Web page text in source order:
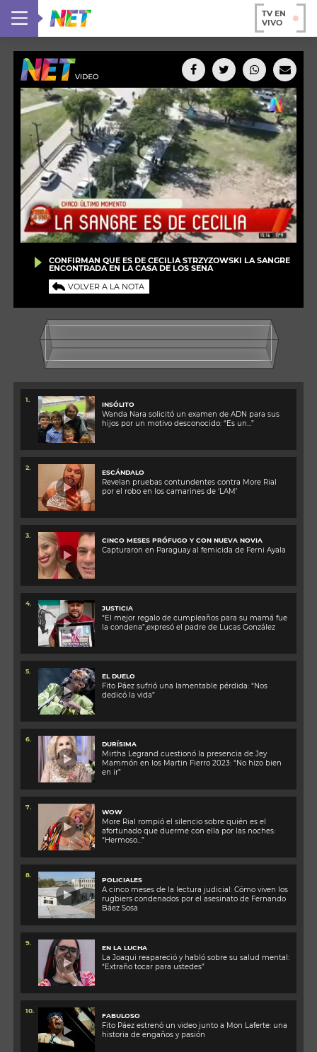
TV EN
VIVO
CONFIRMAN QUE ES DE CECILIA STRZYZOWSKI LA SANGRE
ENCONTRADA EN LA CASA DE LOS SENA
VOLVER A LA NOTA
1.
INSÓLITO
Wanda Nara solicitó un examen de ADN para sus
hijos por un motivo desconocido: “Es un…”
2.
ESCÁNDALO
Revelan pruebas contundentes contra More Rial
por el robo en los camarines de ‘LAM’
3.
CINCO MESES PRÓFUGO Y CON NUEVA NOVIA
Capturaron en Paraguay al femicida de Ferni Ayala
4.
JUSTICIA
“El mejor regalo de cumpleaños para su mamá fue
la condena”,expresó el padre de Lucas González
5.
EL DUELO
Fito Páez sufrió una lamentable pérdida: “Nos
dedicó la vida”
6.
DURÍSIMA
Mirtha Legrand cuestionó la presencia de Jey
Mammón en los Martin Fierro 2023: “No hizo bien
en ir”
7.
WOW
More Rial rompió el silencio sobre quién es el
afortunado que duerme con ella por las noches:
“Hermoso…”
8.
POLICIALES
A cinco meses de la lectura judicial: Cómo viven los
rugbiers condenados por el asesinato de Fernando
Báez Sosa
9.
EN LA LUCHA
La Joaqui reapareció y habló sobre su salud mental:
“Extraño tocar para ustedes”
10.
FABULOSO
Fito Páez estrenó un video junto a Mon Laferte: una
historia de engaños y pasión